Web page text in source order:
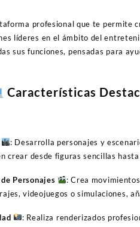
profesional que te permite
líderes en el ámbito del
sus funciones, pensadas para
Características
: Desarrolla personajes y
crear desde figuras sencillas
Personajes
: Crea
videojuegos o simulaciones,
: Realiza renderizados